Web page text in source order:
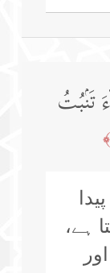
تَنۢبُتُ
ہے،